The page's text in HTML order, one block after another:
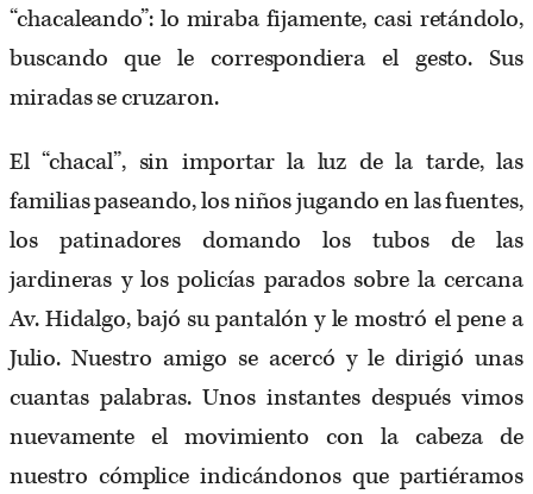
“chacaleando”: lo miraba fijamente, casi retándolo,
buscando que le correspondiera el gesto. Sus
miradas se cruzaron.
El “chacal”, sin importar la luz de la tarde, las
familias paseando, los niños jugando en las fuentes,
los patinadores domando los tubos de las
jardineras y los policías parados sobre la cercana
Av. Hidalgo, bajó su pantalón y le mostró el pene a
Julio. Nuestro amigo se acercó y le dirigió unas
cuantas palabras. Unos instantes después vimos
nuevamente el movimiento con la cabeza de
nuestro cómplice indicándonos que partiéramos